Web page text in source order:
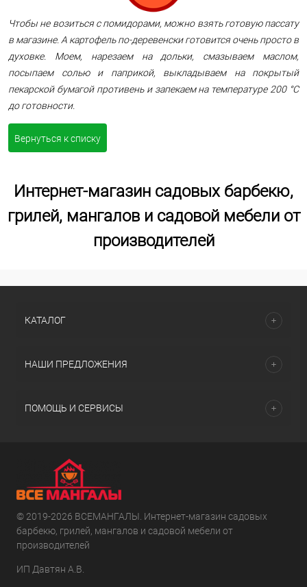
Чтобы не возиться с помидорами, можно взять готовую пассату
в магазине. А картофель по-деревенски готовится очень просто в
духовке. Моем, нарезаем на дольки, смазываем маслом,
посыпаем солью и паприкой, выкладываем на покрытый
пекарской бумагой противень и запекаем на температуре 200 °С
до готовности.
Вернуться к списку
Интернет-магазин садовых барбекю,
грилей, мангалов и садовой мебели от
производителей
КАТАЛОГ
НАШИ ПРЕДЛОЖЕНИЯ
ПОМОЩЬ И СЕРВИСЫ
© 2019-2026 ВСЕМАНГАЛЫ. Интернет-магазин садовых
барбекю, грилей, мангалов и садовой мебели от
производителей
ИП Давтян А.В.